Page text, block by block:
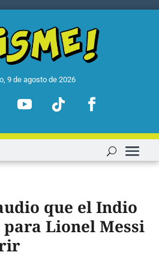
9 de agosto de 2026
que el Indio
Lionel Messi